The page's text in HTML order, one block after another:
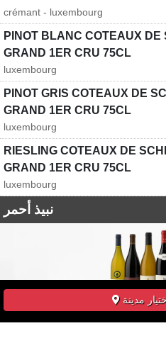
crémant - luxembourg
PINOT BLANC COTEAUX DE
GRAND 1ER CRU 75CL
luxembourg
PINOT GRIS COTEAUX DE
GRAND 1ER CRU 75CL
luxembourg
RIESLING COTEAUX DE
GRAND 1ER CRU 75CL
luxembourg
نبيذ أحمر
CHÂTEAU BARBEROUSSE
مدينة